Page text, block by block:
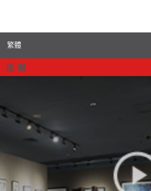
繁體
视 频